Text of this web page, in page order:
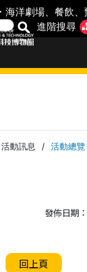
海洋劇場 、餐飲 、
進階搜尋
活動訊息 / 活動總覽
發佈日期
回上頁